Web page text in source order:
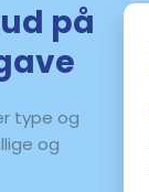
på
type og
og